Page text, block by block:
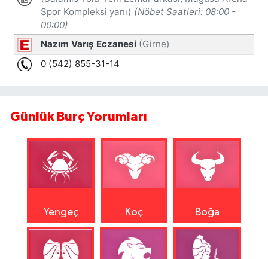
Günlük Burç Yorumları
Yengeç Koç Boğa